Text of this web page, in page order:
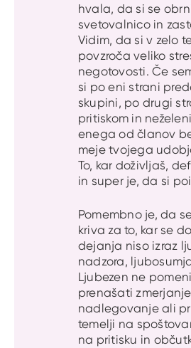
hvala, da si se
svetovalnico in
Vidim, da si v zelo
povzroča veliko
negotovosti. Če
si po eni strani
skupini, po drugi
pritiskom in
enega od članov
meje tvojega
To, kar doživljaš,
in super je, da si
Pomembno je, da
kriva za to, kar se
dejanja niso izraz
nadzora,
Ljubezen ne
prenašati
nadlegovanje ali
temelji na
na pritisku in